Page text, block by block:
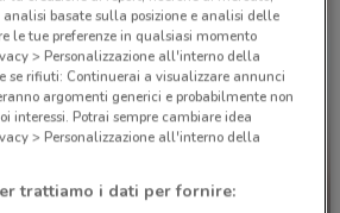
basate sulla posizione e analisi delle
le tue preferenze in qualsiasi momento
> Personalizzazione all'interno della
se rifiuti: Continuerai a visualizzare annunci
argomenti generici e probabilmente non
interessi. Potrai sempre cambiare idea
> Personalizzazione all'interno della
trattiamo i dati per fornire: